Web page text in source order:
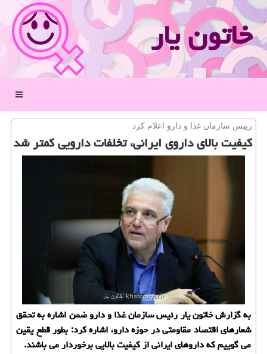
خاتون یار
منو
رییس سازمان غذا و دارو اعلام كرد
كیفیت بالای داروی ایرانی، تخلفات دارویی كمتر شد
به گزارش خاتون یار رئیس سازمان غذا و دارو ضمن اشاره به تحقق
شعارهای اقتصاد مقاومتی در حوزه دارو، اشاره كرد: بطور قطع یقین
می گوییم كه داروهای ایرانی از كیفیت بالایی برخوردار می باشند.